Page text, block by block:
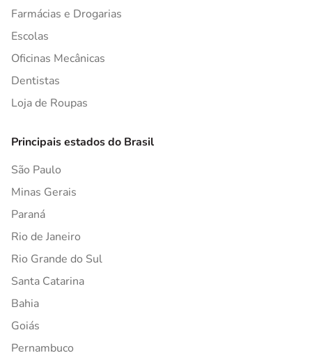
Farmácias e Drogarias
Escolas
Oficinas Mecânicas
Dentistas
Loja de Roupas
Principais estados do Brasil
São Paulo
Minas Gerais
Paraná
Rio de Janeiro
Rio Grande do Sul
Santa Catarina
Bahia
Goiás
Pernambuco